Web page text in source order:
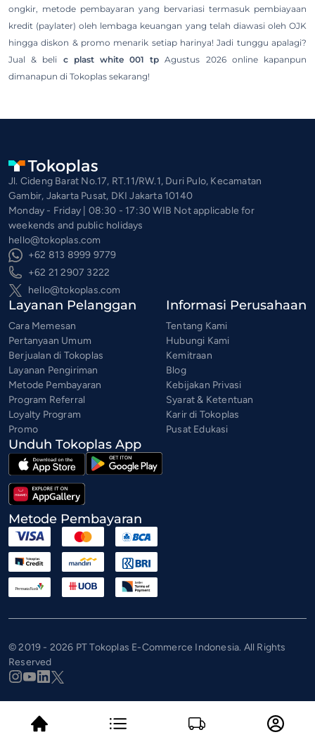
ongkir, metode pembayaran yang bervariasi termasuk pembiayaan
kredit (paylater) oleh lembaga keuangan yang telah diawasi oleh OJK
hingga diskon & promo menarik setiap harinya! Jadi tunggu apalagi?
Jual & beli c plast white 001 tp Agustus 2026 online kapanpun
dimanapun di Tokoplas sekarang!
Jl. Cideng Barat No.17, RT.11/RW.1, Duri Pulo, Kecamatan
Gambir, Jakarta Pusat, DKI Jakarta 10140
Monday - Friday | 08:30 - 17:30 WIB Not applicable for
weekends and public holidays
hello@tokoplas.com
+62 813 8999 9779
+62 21 2907 3222
hello@tokoplas.com
Layanan Pelanggan
Cara Memesan
Pertanyaan Umum
Berjualan di Tokoplas
Layanan Pengiriman
Metode Pembayaran
Program Referral
Loyalty Program
Promo
Informasi Perusahaan
Tentang Kami
Hubungi Kami
Kemitraan
Blog
Kebijakan Privasi
Syarat & Ketentuan
Karir di Tokoplas
Pusat Edukasi
Unduh Tokoplas App
Metode Pembayaran
© 2019 - 2026 PT Tokoplas E-Commerce Indonesia. All Rights
Reserved